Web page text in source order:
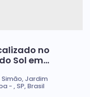
no
Sol em
Simão, Jardim
, SP, Brasil